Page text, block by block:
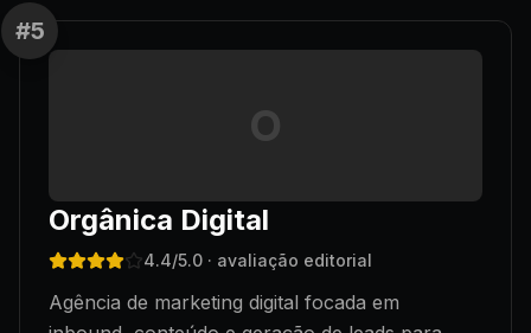
#5
O
Orgânica Digital
4.4/5.0 · avaliação editorial
Agência de marketing digital focada em